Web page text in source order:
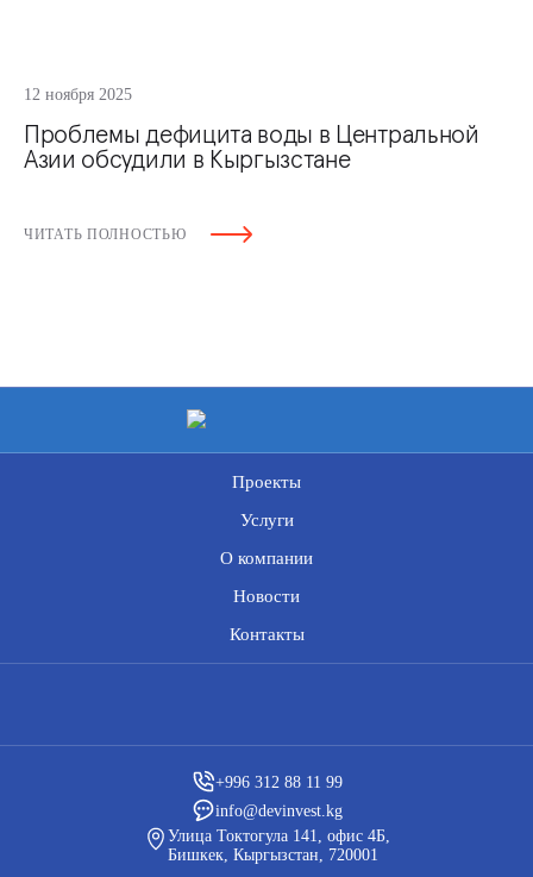
12 ноября 2025
Проблемы дефицита воды в Центральной
Азии обсудили в Кыргызстане
ЧИТАТЬ ПОЛНОСТЬЮ
Проекты
Услуги
О компании
Новости
Контакты
+996 312 88 11 99
info@devinvest.kg
Улица Токтогула 141, офис 4Б,
Бишкек, Кыргызстан, 720001